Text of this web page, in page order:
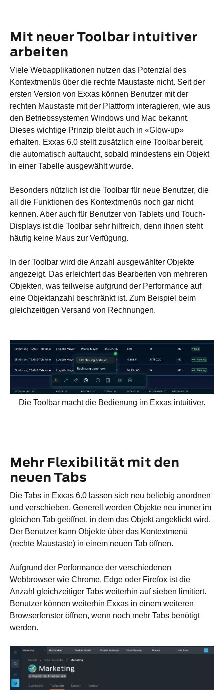
Mit neuer Toolbar intuitiver
arbeiten
Viele Webapplikationen nutzen das Potenzial des
Kontextmenüs über die rechte Maustaste nicht. Seit der
ersten Version von Exxas können Benutzer mit der
rechten Maustaste mit der Plattform interagieren, wie aus
den Betriebssystemen Windows und Mac bekannt.
Dieses wichtige Prinzip bleibt auch in «Glow-up»
erhalten. Exxas 6.0 stellt zusätzlich eine Toolbar bereit,
die automatisch auftaucht, sobald mindestens ein Objekt
in einer Tabelle ausgewählt wurde.
Besonders nützlich ist die Toolbar für neue Benutzer, die
all die Funktionen des Kontextmenüs noch gar nicht
kennen. Aber auch für Benutzer von Tablets und Touch-
Displays ist die Toolbar sehr hilfreich, denn ihnen steht
häufig keine Maus zur Verfügung.
In der Toolbar wird die Anzahl ausgewählter Objekte
angezeigt. Das erleichtert das Bearbeiten von mehreren
Objekten, was teilweise aufgrund der Performance auf
eine Objektanzahl beschränkt ist. Zum Beispiel beim
gleichzeitigen Versand von Rechnungen.
Die Toolbar macht die Bedienung im Exxas intuitiver.
Mehr Flexibilität mit den
neuen Tabs
Die Tabs in Exxas 6.0 lassen sich neu beliebig anordnen
und verschieben. Generell werden Objekte neu immer im
gleichen Tab geöffnet, in dem das Objekt angeklickt wird.
Der Benutzer kann Objekte über das Kontextmenü
(rechte Maustaste) in einem neuen Tab öffnen.
Aufgrund der Performance der verschiedenen
Webbrowser wie Chrome, Edge oder Firefox ist die
Anzahl gleichzeitiger Tabs weiterhin auf sieben limitiert.
Benutzer können weiterhin Exxas in einem weiteren
Browserfenster öffnen, wenn noch mehr Tabs benötigt
werden.